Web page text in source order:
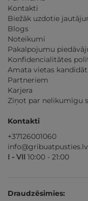
Kontakti
Biežāk uzdotie
Blogs
Noteikumi
Pakalpojumu
Konfidencialitātes
Amata vietas
Partneriem
Karjera
Ziņot par nelikumīgu
Kontakti
+37126001060
info@gribuatpusties.lv
I - VII 10:00 - 21:00
Draudzēsimies: